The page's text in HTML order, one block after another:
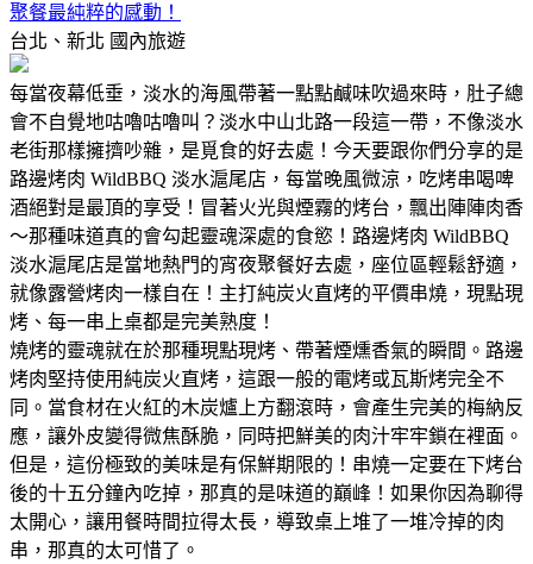
聚餐最純粹的感動！
台北、新北 國內旅遊
每當夜幕低垂，淡水的海風帶著一點點鹹味吹過來時，肚子總
會不自覺地咕嚕咕嚕叫？淡水中山北路一段這一帶，不像淡水
老街那樣擁擠吵雜，是覓食的好去處！今天要跟你們分享的是
路邊烤肉 WildBBQ 淡水滬尾店，每當晚風微涼，吃烤串喝啤
酒絕對是最頂的享受！冒著火光與煙霧的烤台，飄出陣陣肉香
～那種味道真的會勾起靈魂深處的食慾！路邊烤肉 WildBBQ
淡水滬尾店是當地熱門的宵夜聚餐好去處，座位區輕鬆舒適，
就像露營烤肉一樣自在！主打純炭火直烤的平價串燒，現點現
烤、每一串上桌都是完美熟度！
燒烤的靈魂就在於那種現點現烤、帶著煙燻香氣的瞬間。路邊
烤肉堅持使用純炭火直烤，這跟一般的電烤或瓦斯烤完全不
同。當食材在火紅的木炭爐上方翻滾時，會產生完美的梅納反
應，讓外皮變得微焦酥脆，同時把鮮美的肉汁牢牢鎖在裡面。
但是，這份極致的美味是有保鮮期限的！串燒一定要在下烤台
後的十五分鐘內吃掉，那真的是味道的巔峰！如果你因為聊得
太開心，讓用餐時間拉得太長，導致桌上堆了一堆冷掉的肉
串，那真的太可惜了。